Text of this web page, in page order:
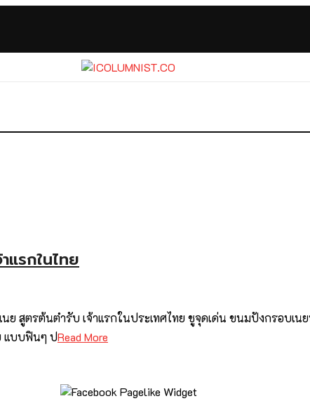
รกในไทย
สูตรต้นตำรับ เจ้าแรกในประเทศไทย ชูจุดเด่น ขนมปังกรอบเ
แบบฟินๆ ปRead More